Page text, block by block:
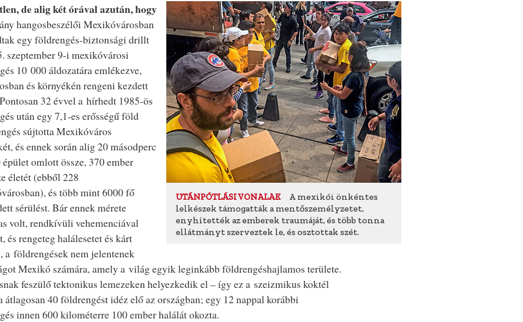
UTÁNPÓTLÁSI VONALAK
A mexikói önkéntes
lelkészek támogatták a mentőszemélyzetet,
enyhítették az emberek traumáját, és több tonna
ellátmányt szerveztek le, és osztottak szét.
de alig két órával azután, hogy
hangosbeszélői Mexikóvárosban
egy földrengés-biztonsági drillt
szeptember 9-i mexikóvárosi
10 000 áldozatára emlékezve,
és környékén rengeni kezdett
32 évvel a hírhedt 1985-ös
után egy 7,1-es erősségű föld
sújtotta Mexikóváros
és ennek során alig 20 másodperc
omlott össze, 370 ember
életét (ebből 228
és több mint 6000 fő
sérülést. Bár ennek mérete
volt, rendkívüli vehemenciával
és rengeteg halálesetet és kárt
a földrengések nem jelentenek
Mexikó számára, amely a világ egyik leginkább földrengéshajlamos területe.
feszülő tektonikus lemezeken helyezkedik el – így ez a szeizmikus koktél
átlagosan 40 földrengést idéz elő az országban; egy 12 nappal korábbi
innen 600 kilométerre 100 ember halálát okozta.